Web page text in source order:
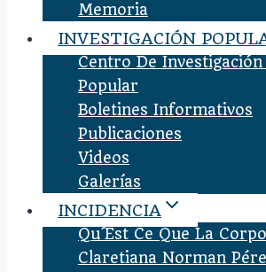
Memoria
INVESTIGACIÓN
Centro De
Popular
Boletines Informativos
Publicaciones
Videos
Galerías
INCIDENCIA
Qu´est Ce Que La
Claretiana Norman